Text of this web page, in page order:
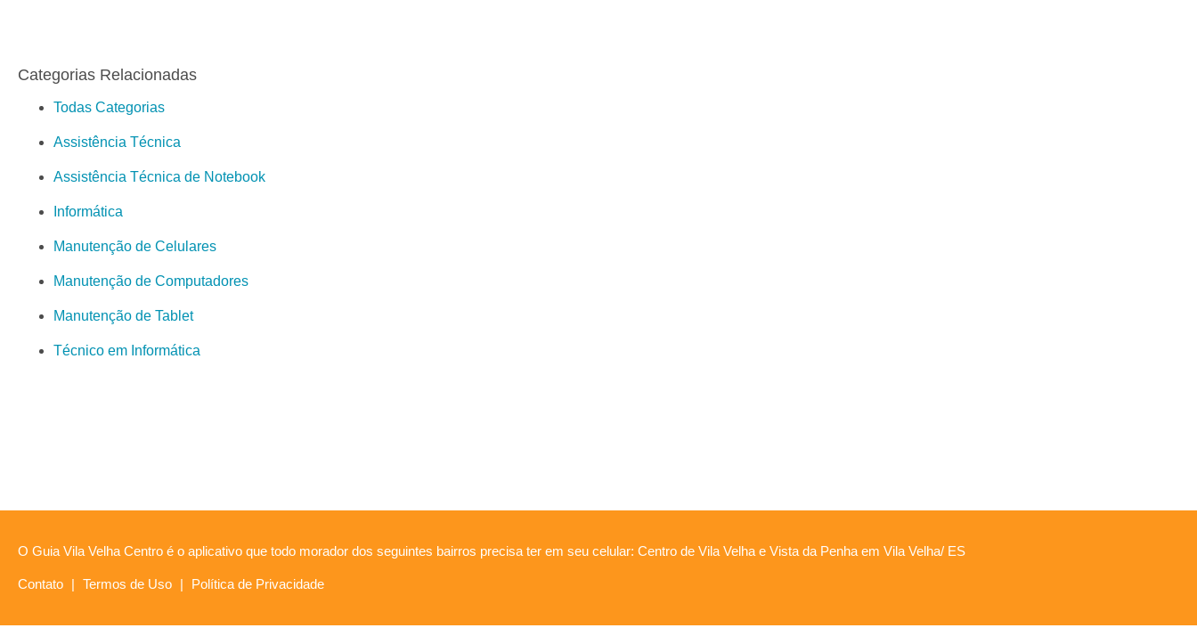
Categorias Relacionadas
Todas Categorias
Assistência Técnica
Assistência Técnica de Notebook
Informática
Manutenção de Celulares
Manutenção de Computadores
Manutenção de Tablet
Técnico em Informática
O Guia Vila Velha Centro é o aplicativo que todo morador dos seguintes bairros precisa ter em seu celular: Centro de Vila Velha e Vista da Penha em Vila Velha/ ES
Contato | Termos de Uso | Política de Privacidade